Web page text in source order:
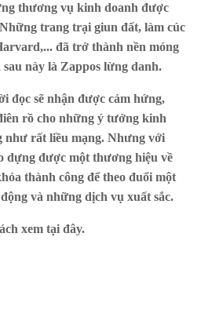
thương vụ kinh doanh được
trang trại giun đất, làm cúc
đã trở thành nền móng
này là Zappos lừng danh.
đọc sẽ nhận được cảm hứng,
rồ cho những ý tưởng kinh
như rất liều mạng. Nhưng với
dựng được một thương hiệu về
thành công để theo đuổi một
và những dịch vụ xuất sắc.
xem tại đây.